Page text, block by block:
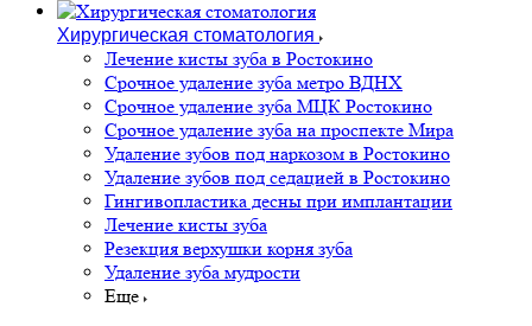
Хирургическая стоматология
Лечение кисты зуба в Ростокино
Срочное удаление зуба метро ВДНХ
Срочное удаление зуба МЦК Ростокино
Срочное удаление зуба на проспекте Мира
Удаление зубов под наркозом в Ростокино
Удаление зубов под седацией в Ростокино
Гингивопластика десны при имплантации
Лечение кисты зуба
Резекция верхушки корня зуба
Удаление зуба мудрости
Еще